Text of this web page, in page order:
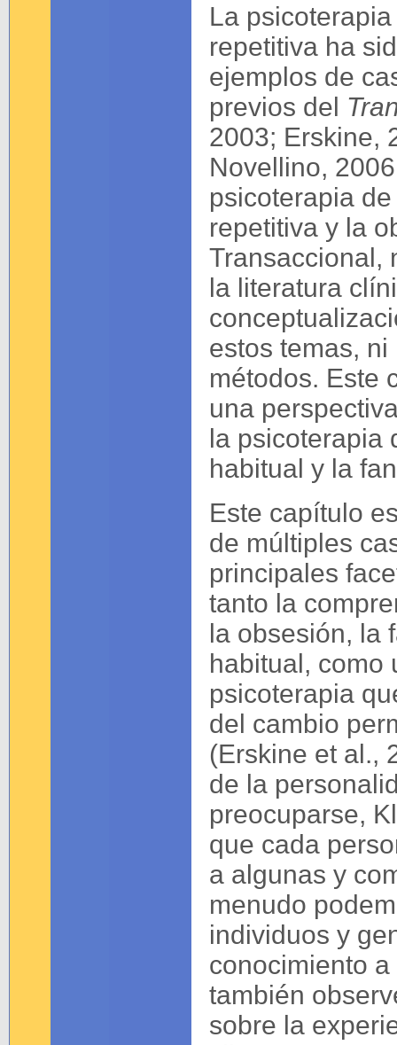
La
repetitiva ha
ejemplos de
previos del
2003; Erskine,
Novellino,
psicoterapia
repetitiva y la
Transaccional,
la literatura
estos temas,
métodos. Este
una
la psicoterapia
habitual y la
Este capítulo
de múltiples
principales
tanto la
la obsesión, la
habitual, como
psicoterapia
del cambio
(Erskine et al.,
de la
preocuparse,
que cada
a algunas y
menudo
individuos y
conocimiento
también
sobre la